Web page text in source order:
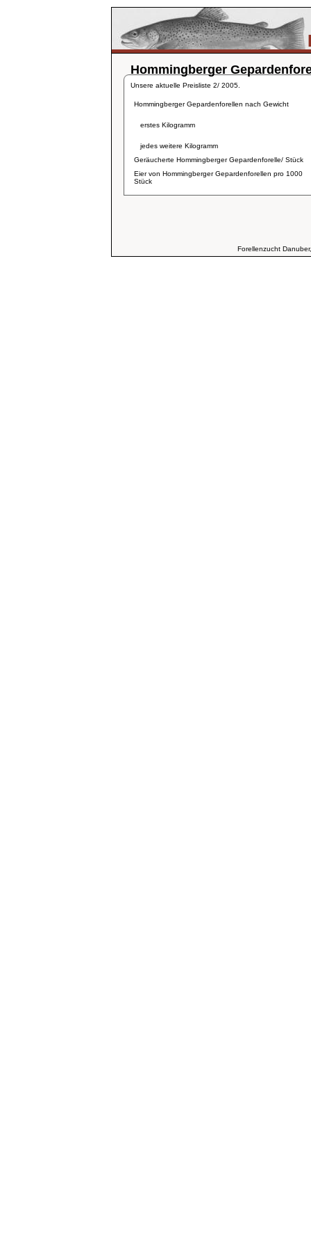
Hommingberger
Unsere aktuelle Preisliste 2/ 2005.
Hommingberger Gepardenforellen nach Gewicht
erstes Kilogramm
jedes weitere Kilogramm
Geräucherte Hommingberger Gepardenforelle/ Stück
Eier von Hommingberger Gepardenforellen pro 1000
Stück
Forellenzucht